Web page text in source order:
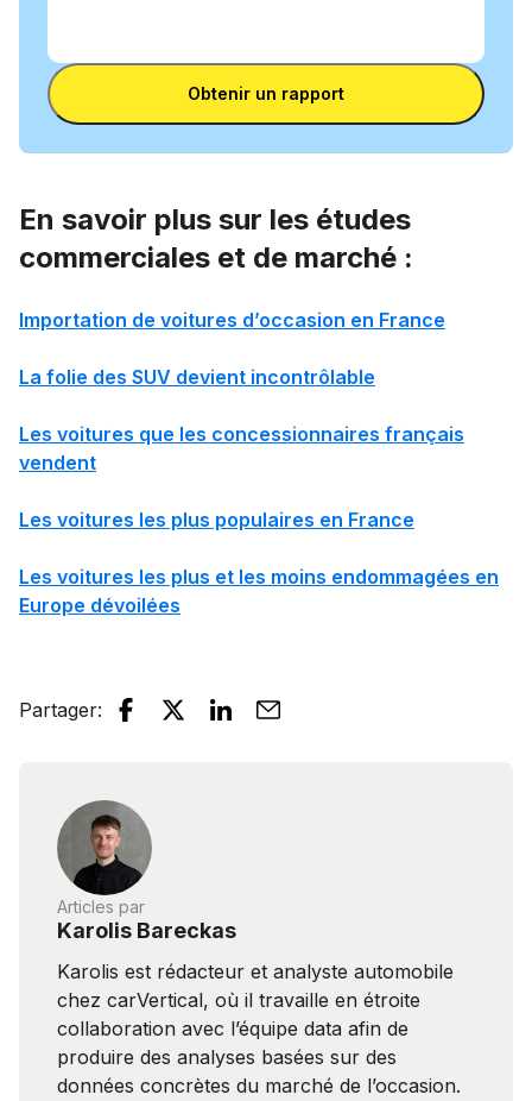
Entrer le VIN
Obtenir un rapport
En savoir plus sur les études
commerciales et de marché :
Importation de voitures d’occasion en France
La folie des SUV devient incontrôlable
Les voitures que les concessionnaires français
vendent
Les voitures les plus populaires en France
Les voitures les plus et les moins endommagées en
Europe dévoilées
Partager:
Articles par
Karolis Bareckas
Karolis est rédacteur et analyste automobile
chez carVertical, où il travaille en étroite
collaboration avec l’équipe data afin de
produire des analyses basées sur des
données concrètes du marché de l’occasion.